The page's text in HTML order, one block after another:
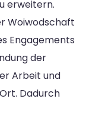
erweitern.
Woiwodschaft
Engagements
der
Arbeit und
Dadurch